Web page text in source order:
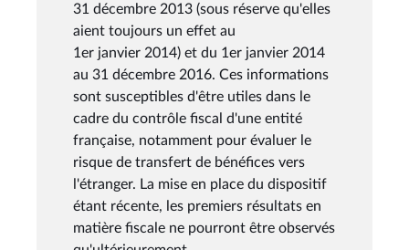
31 décembre 2013 (sous réserve qu'elles
aient toujours un effet au
1er janvier 2014) et du 1er janvier 2014
au 31 décembre 2016. Ces informations
sont susceptibles d'être utiles dans le
cadre du contrôle fiscal d'une entité
française, notamment pour évaluer le
risque de transfert de bénéfices vers
l'étranger. La mise en place du dispositif
étant récente, les premiers résultats en
matière fiscale ne pourront être observés